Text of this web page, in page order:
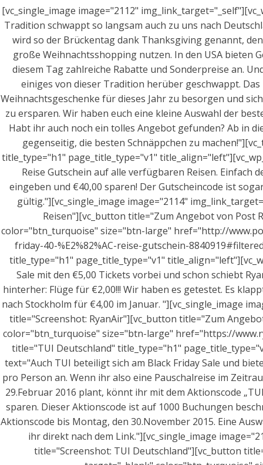
[vc_single_image image="2112"
Tradition schwappt so langsam auch zu uns nach
wird so der Brückentag dank Thanksgiving genannt,
große Weihnachtsshopping nutzen. In den USA bieten
diesem Tag zahlreiche Rabatte und Sonderpreise an.
einiges von dieser Tradition herüber geschwappt.
Weihnachtsgeschenke für dieses Jahr zu besorgen und
zu ersparen. Wir haben euch eine kleine Auswahl der
Habt ihr auch noch ein tolles Angebot gefunden? Ab in
gegenseitig, die besten Schnäppchen zu
title_type="h1" page_title_type="v1"
Reise Gutschein auf alle verfügbaren Reisen. Einfach
eingeben und €40,00 sparen! Der Gutscheincode ist
gültig."][vc_single_image image="2114"
Reisen"][vc_button title="Zum Angebot von Post
color="btn_turquoise" size="btn-large" href="http://
friday-40-%E2%82%AC-reise-gutschein-
title_type="h1" page_title_type="v1"
Sale mit den €5,00 Tickets vorbei und schon schiebt
hinterher: Flüge für €2,00!!! Wir haben es getestet. Es
nach Stockholm für €4,00 im Januar. "][vc_single_image
title="Screenshot: RyanAir"][vc_button title="Zum
color="btn_turquoise" size="btn-large" href="https://
title="TUI Deutschland" title_type="h1"
text="Auch TUI beteiligt sich am Black Friday Sale und
pro Person an. Wenn ihr also eine Pauschalreise im
29.Februar 2016 plant, könnt ihr mit dem Aktionscode
sparen. Dieser Aktionscode ist auf 1000 Buchungen
Aktionscode bis Montag, den 30.November 2015. Eine
ihr direkt nach dem Link."][vc_single_image
title="Screenshot: TUI Deutschland"][vc_button